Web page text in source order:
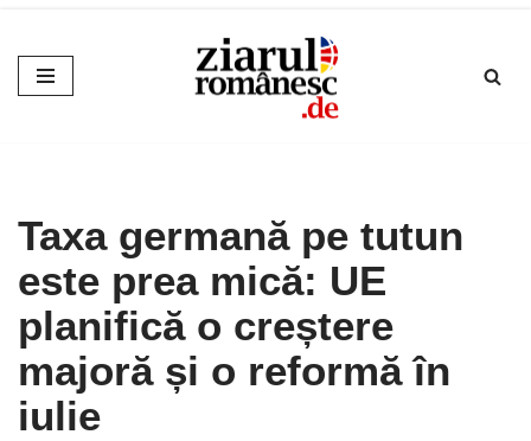
Sari
la
Taxa germană pe tutun
este prea mică: UE
planifică o creștere
majoră și o reformă în
iulie